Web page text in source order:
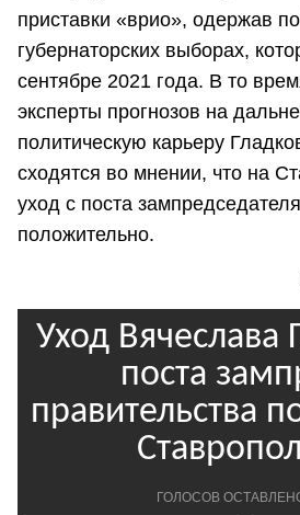
приставки «врио», одержав
губернаторских выборах,
сентябре 2021 года. В то
эксперты прогнозов на
политическую карьеру
сходятся во мнении, что на
уход с поста
положительно.